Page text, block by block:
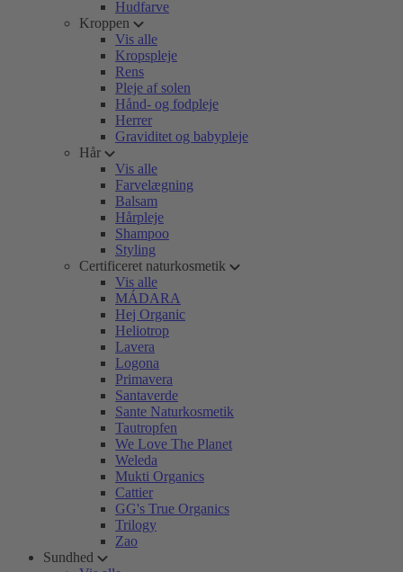
Hudfarve
Kroppen
Vis alle
Kropspleje
Rens
Pleje af solen
Hånd- og fodpleje
Herrer
Graviditet og babypleje
Hår
Vis alle
Farvelægning
Balsam
Hårpleje
Shampoo
Styling
Certificeret naturkosmetik
Vis alle
MÁDARA
Hej Organic
Heliotrop
Lavera
Logona
Primavera
Santaverde
Sante Naturkosmetik
Tautropfen
We Love The Planet
Weleda
Mukti Organics
Cattier
GG's True Organics
Trilogy
Zao
Sundhed